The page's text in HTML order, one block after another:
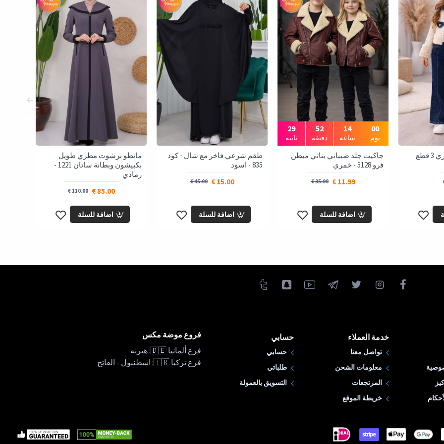
طقم بناتي جينز عصري 3 قطع
00
يوم
14
ساعة
52
دقيقة
27
ثانية
جاكيت جلد صبياني بناتي مبطن
فرو 5128 - خمري
11.99 €
35.00 €
اضافة للسلة
طقم شرعي فاخر مع شال - كود
835 - اسود
15.00 €
45.00 €
اضافة للسلة
مانطو برشوت مطري طويل
بكبيشون وبطانة ساتان 1221 -
رمادي
85.00 €
110.00 €
اضافة للسلة
خدمة العملاء
تواصل معنا
معلومات الشحن
المرتجعات
خريطة الموقع
حسابي
حسابي
طلباتي
التسويق بالعمولة
فروع موضة مكس
فرع ألمانيا 🇩🇪: هيرنه
فرع تركيا 🇹🇷: اسطنبول - الفاتح